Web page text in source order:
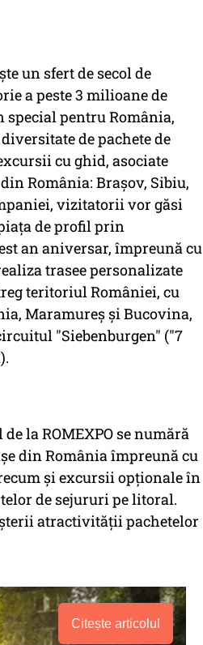
un sfert de secol de
a peste 3 milioane de
special pentru România,
de pachete de
cu ghid, asociate
România: Brașov, Sibiu,
vizitatorii vor găsi
de profil prin
an aniversar, împreună cu
trasee personalizate
teritoriul României, cu
Maramureș și Bucovina,
"Siebenburgen" ("7
la ROMEXPO se numără
din România împreună cu
și excursii opționale în
de sejururi pe litoral.
atractivității pachetelor
Citește articolul